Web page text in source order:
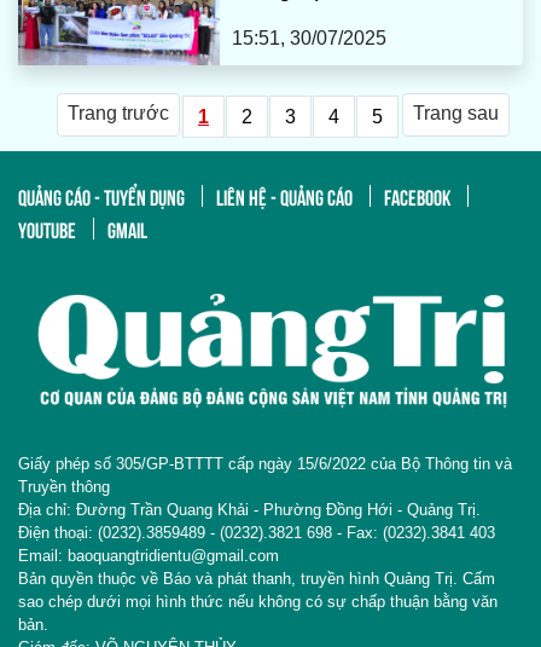
15:51, 30/07/2025
Trang trước 1 2 3 4 5 Trang sau
QUẢNG CÁO - TUYỂN DỤNG LIÊN HỆ - QUẢNG CÁO
FACEBOOK
YOUTUBE
GMAIL
Giấy phép số 305/GP-BTTTT cấp ngày 15/6/2022 của Bộ Thông tin và
Truyền thông
Địa chỉ: Đường Trần Quang Khải - Phường Đồng Hới - Quảng Trị.
Điện thoại: (0232).3859489 - (0232).3821 698 - Fax: (0232).3841 403
Email: baoquangtridientu@gmail.com
Bản quyền thuộc về Báo và phát thanh, truyền hình Quảng Trị. Cấm
sao chép dưới mọi hình thức nếu không có sự chấp thuận bằng văn
bản.